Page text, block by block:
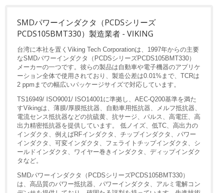
SMDパワーインダクタ（PCDSシリーズ
PCDS105BMT330）製造業者 - VIKING
台湾に本社を置くViking Tech Corporationは、1997年からの主要
なSMDパワーインダクタ（PCDSシリーズPCDS105BMT330）
メーカーの一つです。彼らの製品は自動車や電子機器のアプリケ
ーション全体で使用されており、製造公差は0.01%まで、TCRは
2 ppmまでの幅広いパッケージサイズで対応しています。
TS16949/ ISO9001/ ISO14001に準拠し、AEC-Q200基準を満た
すVikingは、薄膜/厚膜抵抗器、自動車用抵抗器、メルフ抵抗器、
電流センス抵抗器などの抗硫黄、抗サージ、パルス、高電圧、高
出力精密抵抗器を提供しています。 低ノイズ、低TC、高出力の
インダクタ、例えばRFインダクタ、チップインダクタ、パワー
インダクタ、可変インダクタ、フェライトチップインダクタ、シ
ールドインダクタ、ワイヤー巻きインダクタ、ディップインダク
タなど。
SMDパワーインダクタ（PCDSシリーズPCDS105BMT330）
は、高品質のパワー抵抗器、パワーインダクタ、アルミ電解コン